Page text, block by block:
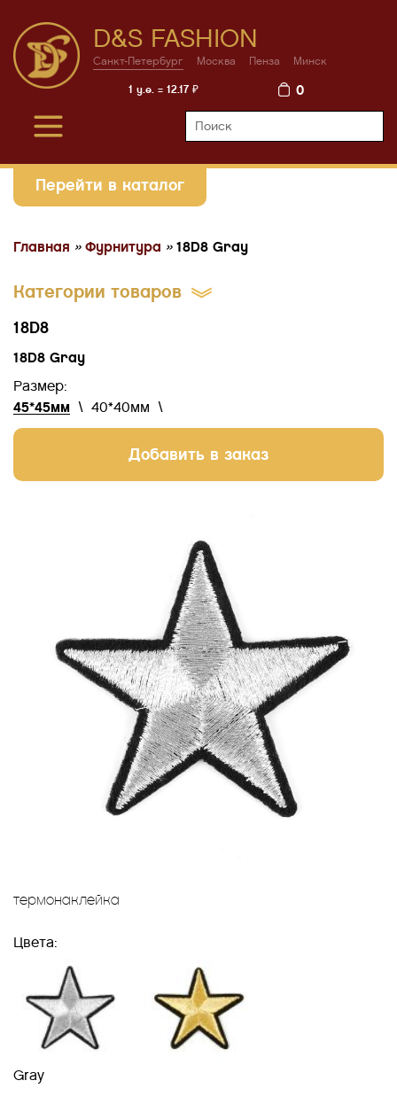
D&S FASHION
Санкт-Петербург Москва Пенза Минск
1 у.е. = 12.17 ₽ 0
Перейти в каталог
Главная » Фурнитура » 18D8 Gray
Категории товаров
18D8
18D8 Gray
Размер:
45*45мм \ 40*40мм \
Добавить в заказ
термонаклейка
Цвета:
Gray